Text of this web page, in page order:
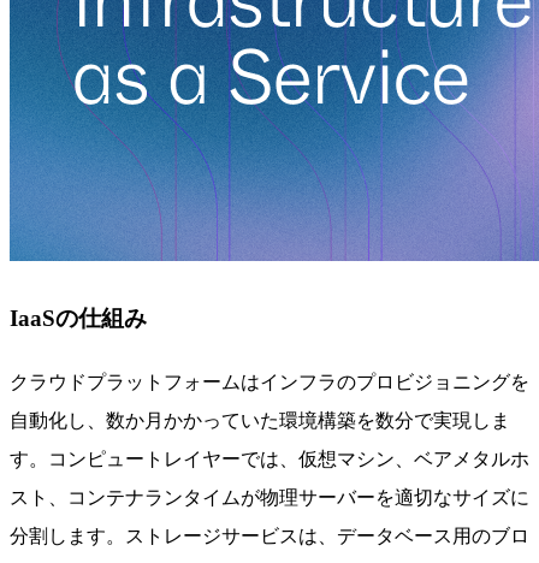
IaaSの仕組み
クラウドプラットフォームはインフラのプロビジョニングを
自動化し、数か月かかっていた環境構築を数分で実現しま
す。コンピュートレイヤーでは、仮想マシン、ベアメタルホ
スト、コンテナランタイムが物理サーバーを適切なサイズに
分割します。ストレージサービスは、データベース用のブロ